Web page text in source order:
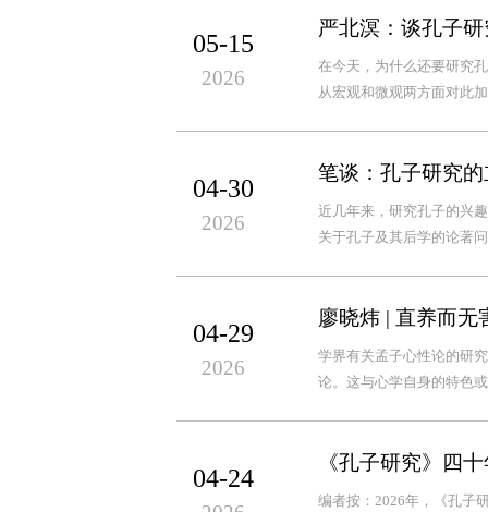
05-15
2026
严北溟：谈孔子
在今天，为什么还要研究
从宏观和微观两方面对此
04-30
2026
笔谈：孔子研究
近几年来，研究孔子的兴
关于孔子及其后学的论著
04-29
2026
廖晓炜 | 直养而无
学界有关孟子心性论的研
论。这与心学自身的特色
04-24
《孔子研究》四
编者按：2026年，《孔子